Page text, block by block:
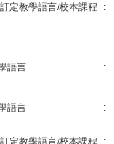
定教學語言/校本課程 :
語言 :
語言 :
定教學語言/校本課程 :